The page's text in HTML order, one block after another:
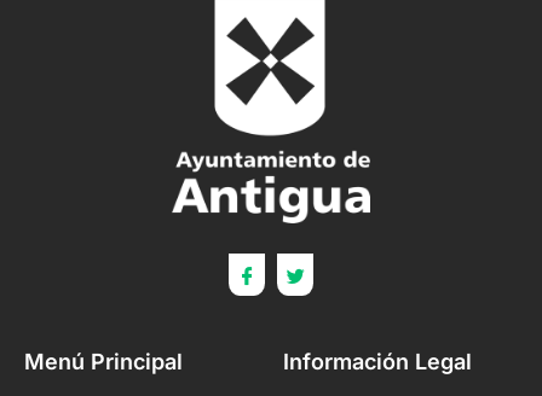
Menú Principal Información Legal